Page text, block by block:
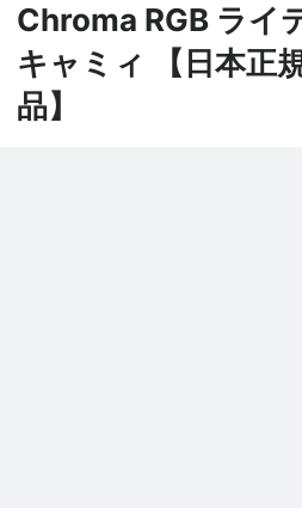
Chroma RGB ライ
キャミィ 【日本正
品】